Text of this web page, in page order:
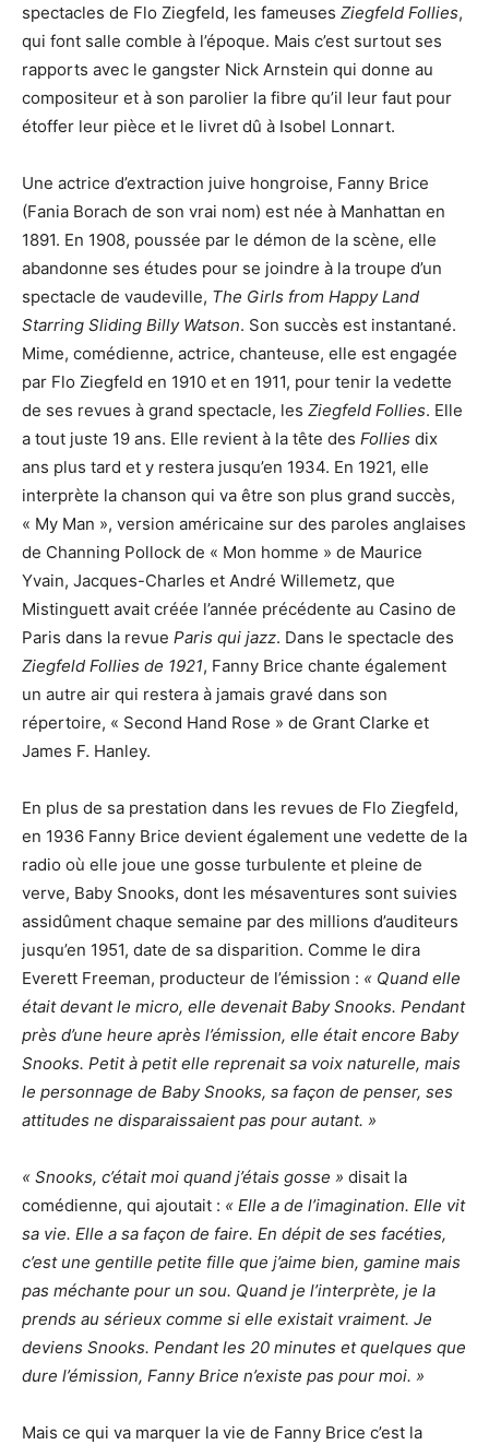
spectacles de Flo Ziegfeld, les fameuses Ziegfeld Follies,
qui font salle comble à l’époque. Mais c’est surtout ses
rapports avec le gangster Nick Arnstein qui donne au
compositeur et à son parolier la fibre qu’il leur faut pour
étoffer leur pièce et le livret dû à Isobel Lonnart.
Une actrice d’extraction juive hongroise, Fanny Brice
(Fania Borach de son vrai nom) est née à Manhattan en
1891. En 1908, poussée par le démon de la scène, elle
abandonne ses études pour se joindre à la troupe d’un
spectacle de vaudeville, The Girls from Happy Land
Starring Sliding Billy Watson. Son succès est instantané.
Mime, comédienne, actrice, chanteuse, elle est engagée
par Flo Ziegfeld en 1910 et en 1911, pour tenir la vedette
de ses revues à grand spectacle, les Ziegfeld Follies. Elle
a tout juste 19 ans. Elle revient à la tête des Follies dix
ans plus tard et y restera jusqu’en 1934. En 1921, elle
interprète la chanson qui va être son plus grand succès,
« My Man », version américaine sur des paroles anglaises
de Channing Pollock de « Mon homme » de Maurice
Yvain, Jacques-Charles et André Willemetz, que
Mistinguett avait créée l’année précédente au Casino de
Paris dans la revue Paris qui jazz. Dans le spectacle des
Ziegfeld Follies de 1921, Fanny Brice chante également
un autre air qui restera à jamais gravé dans son
répertoire, « Second Hand Rose » de Grant Clarke et
James F. Hanley.
En plus de sa prestation dans les revues de Flo Ziegfeld,
en 1936 Fanny Brice devient également une vedette de la
radio où elle joue une gosse turbulente et pleine de
verve, Baby Snooks, dont les mésaventures sont suivies
assidûment chaque semaine par des millions d’auditeurs
jusqu’en 1951, date de sa disparition. Comme le dira
Everett Freeman, producteur de l’émission : « Quand elle
était devant le micro, elle devenait Baby Snooks. Pendant
près d’une heure après l’émission, elle était encore Baby
Snooks. Petit à petit elle reprenait sa voix naturelle, mais
le personnage de Baby Snooks, sa façon de penser, ses
attitudes ne disparaissaient pas pour autant. »
« Snooks, c’était moi quand j’étais gosse » disait la
comédienne, qui ajoutait : « Elle a de l’imagination. Elle vit
sa vie. Elle a sa façon de faire. En dépit de ses facéties,
c’est une gentille petite fille que j’aime bien, gamine mais
pas méchante pour un sou. Quand je l’interprète, je la
prends au sérieux comme si elle existait vraiment. Je
deviens Snooks. Pendant les 20 minutes et quelques que
dure l’émission, Fanny Brice n’existe pas pour moi. »
Mais ce qui va marquer la vie de Fanny Brice c’est la